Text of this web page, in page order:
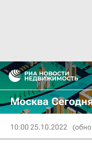
Москва
10:00 25.10.2022